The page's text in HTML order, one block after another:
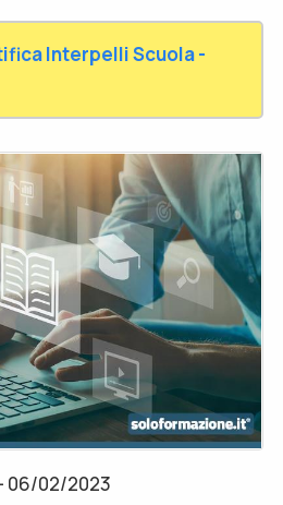
Interpelli Scuola -
06/02/2023